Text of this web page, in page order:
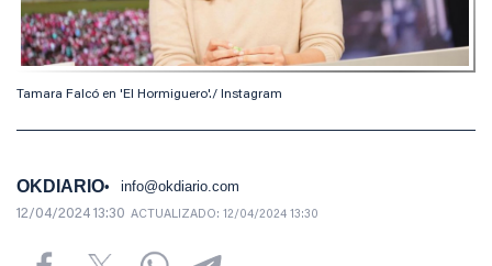
Tamara Falcó en 'El Hormiguero'./ Instagram
OKDIARIO info@okdiario.com
12/04/2024 13:30 ACTUALIZADO: 12/04/2024 13:30